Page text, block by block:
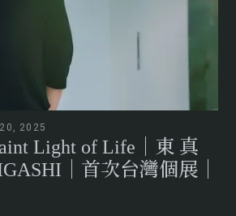
2025
Light of Life｜東 真
｜首次台灣個展｜